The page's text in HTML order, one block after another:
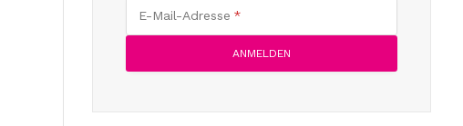
E-Mail-Adresse